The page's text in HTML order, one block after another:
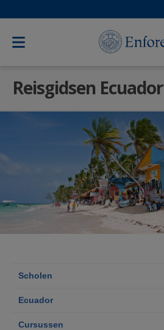
Reisgidsen Ecuador
Scholen
Ecuador
Cursussen